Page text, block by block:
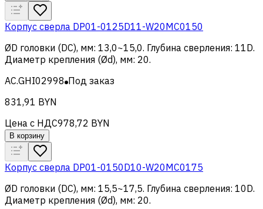
Корпус сверла DP01-0125D11-W20MC0150
ØD головки (DC), мм: 13,0~15,0. Глубина сверления: 11D.
Диаметр крепления (Ød), мм: 20.
AC.GHI02998 Под заказ
831,91 BYN
Цена с НДС978,72 BYN
В корзину
Корпус сверла DP01-0150D10-W20MC0175
ØD головки (DC), мм: 15,5~17,5. Глубина сверления: 10D.
Диаметр крепления (Ød), мм: 20.